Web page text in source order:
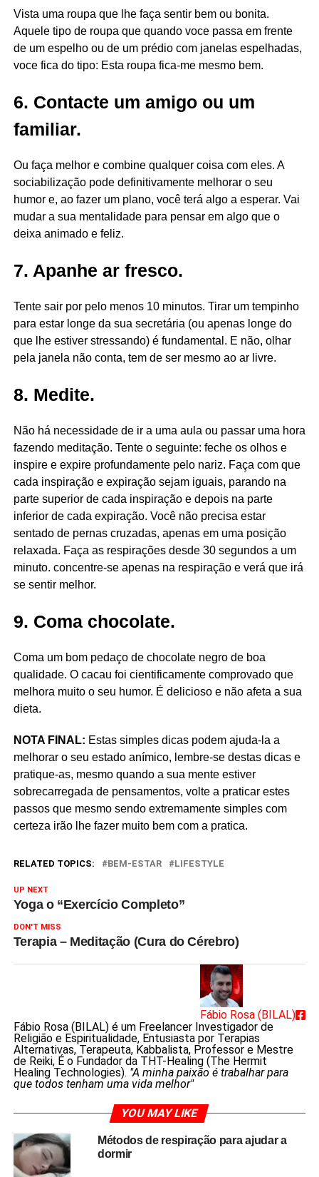
Vista uma roupa que lhe faça sentir bem ou bonita.
Aquele tipo de roupa que quando voce passa em frente
de um espelho ou de um prédio com janelas espelhadas,
voce fica do tipo: Esta roupa fica-me mesmo bem.
6. Contacte um amigo ou um
familiar.
Ou faça melhor e combine qualquer coisa com eles. A
sociabilização pode definitivamente melhorar o seu
humor e, ao fazer um plano, você terá algo a esperar. Vai
mudar a sua mentalidade para pensar em algo que o
deixa animado e feliz.
7. Apanhe ar fresco.
Tente sair por pelo menos 10 minutos. Tirar um tempinho
para estar longe da sua secretária (ou apenas longe do
que lhe estiver stressando) é fundamental. E não, olhar
pela janela não conta, tem de ser mesmo ao ar livre.
8. Medite.
Não há necessidade de ir a uma aula ou passar uma hora
fazendo meditação. Tente o seguinte: feche os olhos e
inspire e expire profundamente pelo nariz. Faça com que
cada inspiração e expiração sejam iguais, parando na
parte superior de cada inspiração e depois na parte
inferior de cada expiração. Você não precisa estar
sentado de pernas cruzadas, apenas em uma posição
relaxada. Faça as respirações desde 30 segundos a um
minuto. concentre-se apenas na respiração e verá que irá
se sentir melhor.
9. Coma chocolate.
Coma um bom pedaço de chocolate negro de boa
qualidade. O cacau foi cientificamente comprovado que
melhora muito o seu humor. É delicioso e não afeta a sua
dieta.
NOTA FINAL: Estas simples dicas podem ajuda-la a
melhorar o seu estado anímico, lembre-se destas dicas e
pratique-as, mesmo quando a sua mente estiver
sobrecarregada de pensamentos, volte a praticar estes
passos que mesmo sendo extremamente simples com
certeza irão lhe fazer muito bem com a pratica.
RELATED TOPICS: BEM-ESTAR LIFESTYLE
UP NEXT
Yoga o “Exercício Completo”
DON'T MISS
Terapia – Meditação (Cura do Cérebro)
Fábio Rosa (BILAL)
Fábio Rosa (BILAL) é um Freelancer Investigador de
Religião e Espiritualidade, Entusiasta por Terapias
Alternativas, Terapeuta, Kabbalista, Professor e Mestre
de Reiki, É o Fundador da THT-Healing (The Hermit
Healing Technologies). "A minha paixão é trabalhar para
que todos tenham uma vida melhor"
YOU MAY LIKE
Métodos de respiração para ajudar a
dormir